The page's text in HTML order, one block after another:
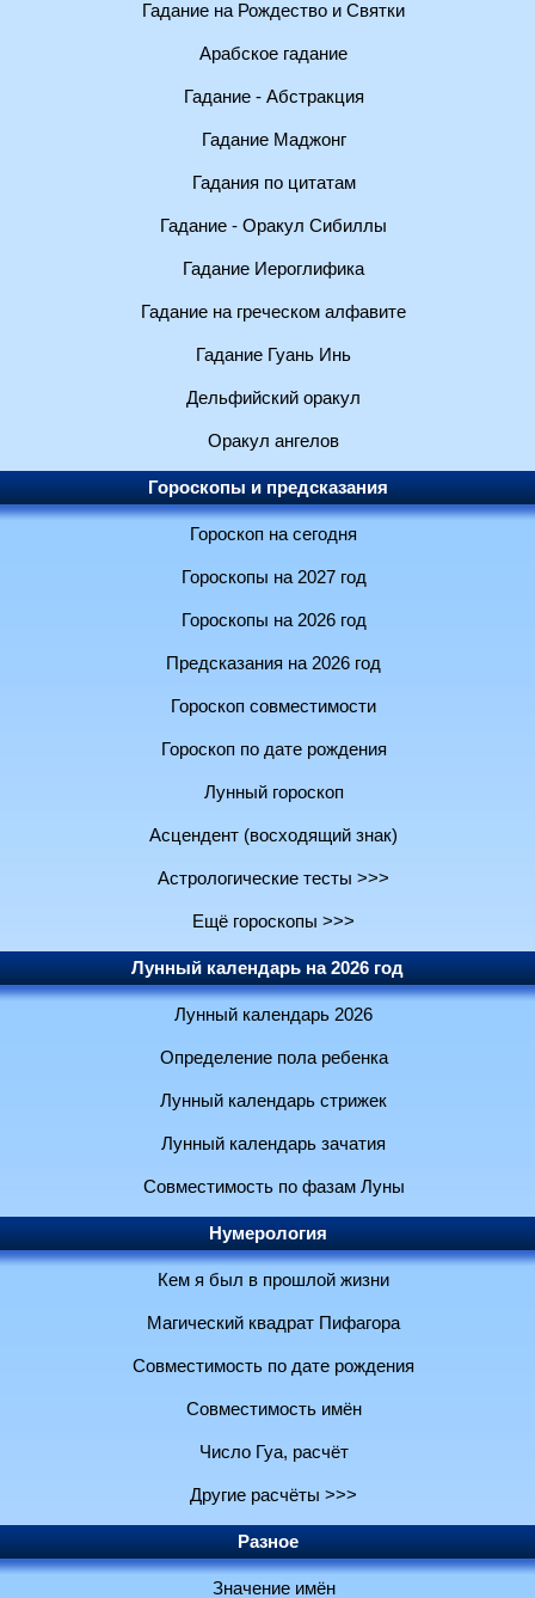
Гадание на Рождество и Святки
Арабское гадание
Гадание - Абстракция
Гадание Маджонг
Гадания по цитатам
Гадание - Оракул Сибиллы
Гадание Иероглифика
Гадание на греческом алфавите
Гадание Гуань Инь
Дельфийский оракул
Оракул ангелов
Гороскопы и предсказания
Гороскоп на сегодня
Гороскопы на 2027 год
Гороскопы на 2026 год
Предсказания на 2026 год
Гороскоп совместимости
Гороскоп по дате рождения
Лунный гороскоп
Асцендент (восходящий знак)
Астрологические тесты >>>
Ещё гороскопы >>>
Лунный календарь на 2026 год
Лунный календарь 2026
Определение пола ребенка
Лунный календарь стрижек
Лунный календарь зачатия
Совместимость по фазам Луны
Нумерология
Кем я был в прошлой жизни
Магический квадрат Пифагора
Совместимость по дате рождения
Совместимость имён
Число Гуа, расчёт
Другие расчёты >>>
Разное
Значение имён